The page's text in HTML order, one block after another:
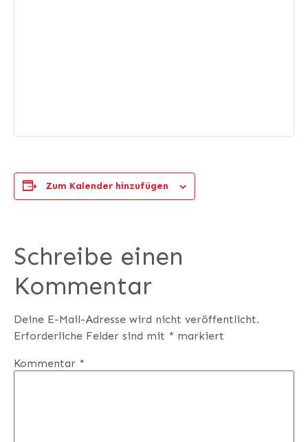
Zum Kalender hinzufügen
Schreibe einen
Kommentar
Deine E-Mail-Adresse wird nicht veröffentlicht.
Erforderliche Felder sind mit * markiert
Kommentar *